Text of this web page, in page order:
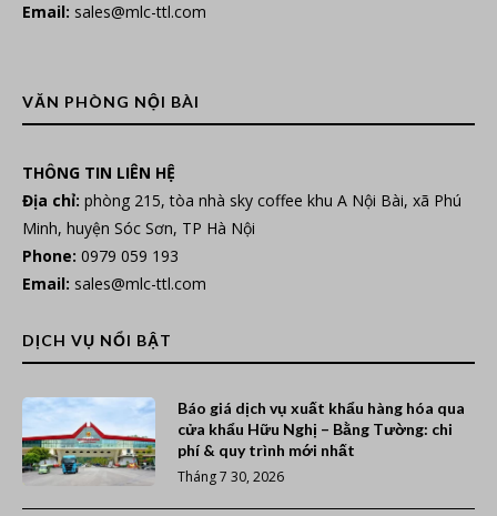
Email: sales@mlc-ttl.com
VĂN PHÒNG NỘI BÀI
THÔNG TIN LIÊN HỆ
Địa chỉ: phòng 215, tòa nhà sky coffee khu A Nội Bài, xã Phú
Minh, huyện Sóc Sơn, TP Hà Nội
Phone: 0979 059 193
Email: sales@mlc-ttl.com
DỊCH VỤ NỔI BẬT
Báo giá dịch vụ xuất khẩu hàng hóa qua
cửa khẩu Hữu Nghị – Bằng Tường: chi
phí & quy trình mới nhất
Tháng 7 30, 2026